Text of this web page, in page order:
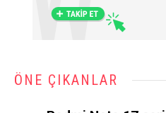
ÖNE ÇIKANLAR